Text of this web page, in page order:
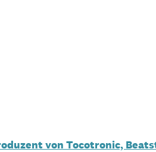
von Tocotronic,